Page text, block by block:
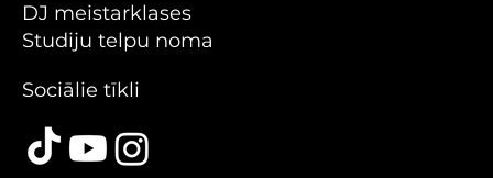
DJ meistarklases
Studiju telpu noma
Sociālie tīkli